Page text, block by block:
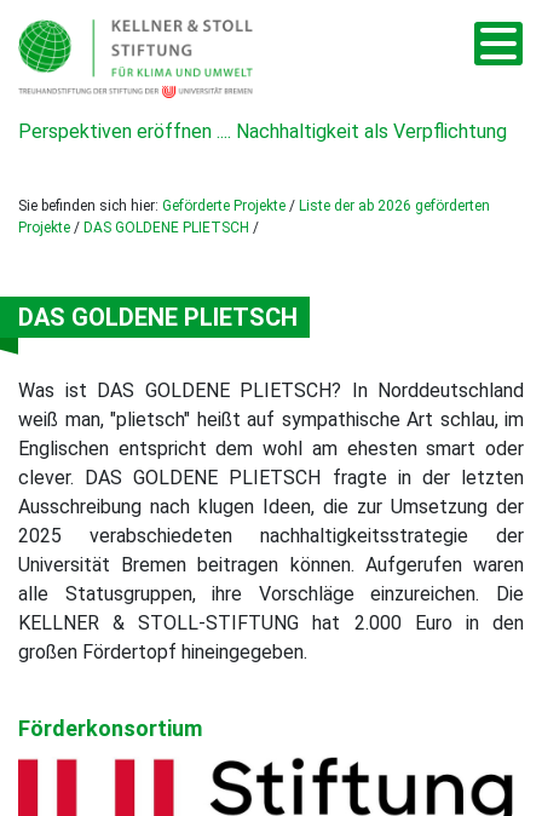
Perspektiven eröffnen .... Nachhaltigkeit als Verpflichtung
Sie befinden sich hier: Geförderte Projekte / Liste der ab 2026 geförderten
Projekte / DAS GOLDENE PLIETSCH /
DAS GOLDENE PLIETSCH
Was ist DAS GOLDENE PLIETSCH? In Norddeutschland
weiß man, "plietsch" heißt auf sympathische Art schlau, im
Englischen entspricht dem wohl am ehesten smart oder
clever. DAS GOLDENE PLIETSCH fragte in der letzten
Ausschreibung nach klugen Ideen, die zur Umsetzung der
2025 verabschiedeten nachhaltigkeitsstrategie der
Universität Bremen beitragen können. Aufgerufen waren
alle Statusgruppen, ihre Vorschläge einzureichen. Die
KELLNER & STOLL-STIFTUNG hat 2.000 Euro in den
großen Fördertopf hineingegeben.
Förderkonsortium